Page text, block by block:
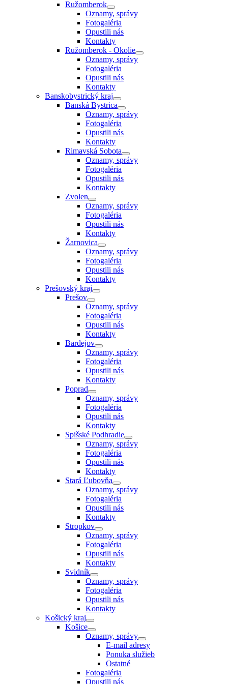
Ružomberok
Oznamy, správy
Fotogaléria
Opustili nás
Kontakty
Ružomberok - Okolie
Oznamy, správy
Fotogaléria
Opustili nás
Kontakty
Banskobystrický kraj
Banská Bystrica
Oznamy, správy
Fotogaléria
Opustili nás
Kontakty
Rimavská Sobota
Oznamy, správy
Fotogaléria
Opustili nás
Kontakty
Zvolen
Oznamy, správy
Fotogaléria
Opustili nás
Kontakty
Žarnovica
Oznamy, správy
Fotogaléria
Opustili nás
Kontakty
Prešovský kraj
Prešov
Oznamy, správy
Fotogaléria
Opustili nás
Kontakty
Bardejov
Oznamy, správy
Fotogaléria
Opustili nás
Kontakty
Poprad
Oznamy, správy
Fotogaléria
Opustili nás
Kontakty
Spišské Podhradie
Oznamy, správy
Fotogaléria
Opustili nás
Kontakty
Stará Ľubovňa
Oznamy, správy
Fotogaléria
Opustili nás
Kontakty
Stropkov
Oznamy, správy
Fotogaléria
Opustili nás
Kontakty
Svidník
Oznamy, správy
Fotogaléria
Opustili nás
Kontakty
Košický kraj
Košice
Oznamy, správy
E-mail adresy
Ponuka služieb
Ostatné
Fotogaléria
Opustili nás